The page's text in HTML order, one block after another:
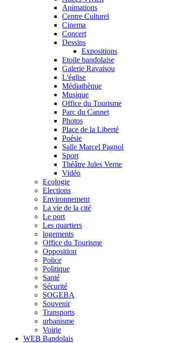
Animations
Centre Culturel
Cinema
Concert
Dessins
Expositions
Etoile bandolaise
Galerie Ravaisou
L'église
Médiathèque
Musique
Office du Tourisme
Parc du Cannet
Photos
Place de la Liberté
Poésie
Salle Marcel Pagnol
Sport
Théâtre Jules Verne
Vidéo
Ecologie
Elections
Environnement
La vie de la cité
Le port
Les quartiers
logements
Office du Tourisme
Opposition
Police
Politique
Santé
Sécurité
SOGEBA
Souvenir
Transports
urbanisme
Voirie
WEB Bandolais